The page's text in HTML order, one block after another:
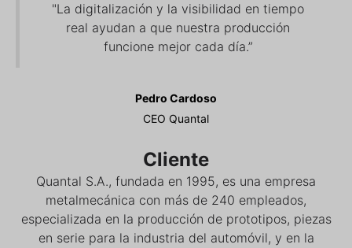
"La digitalización y la visibilidad en tiempo
real ayudan a que nuestra producción
funcione mejor cada día.”
Pedro Cardoso
CEO Quantal
Cliente
Quantal S.A., fundada en 1995, es una empresa
metalmecánica con más de 240 empleados,
especializada en la producción de prototipos, piezas
en serie para la industria del automóvil, y en la